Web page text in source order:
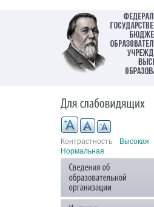
Контрастность Высокая
Нормальная